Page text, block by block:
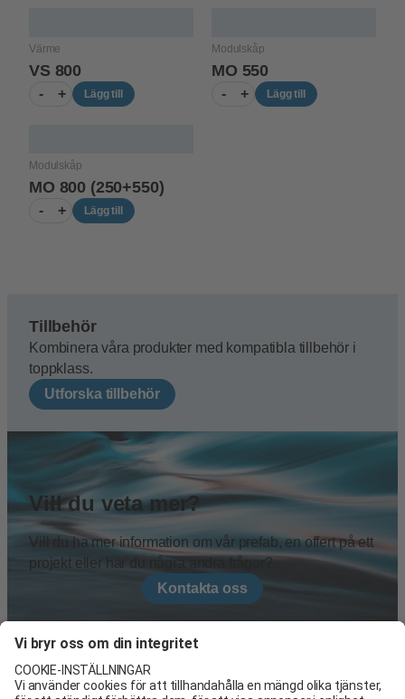
Värme
VS 800
- + Lägg till
Modulskåp
MO 550
- + Lägg till
Modulskåp
MO 800 (250+550)
- + Lägg till
Tillbehör
Kombinera våra produkter med kompatibla tillbehör i
toppklass.
Utforska tillbehör
Vill du veta mer?
Vill du ha mer information om vår prefab, en offert på ett
projekt eller har du några andra frågor?
Kontakta oss